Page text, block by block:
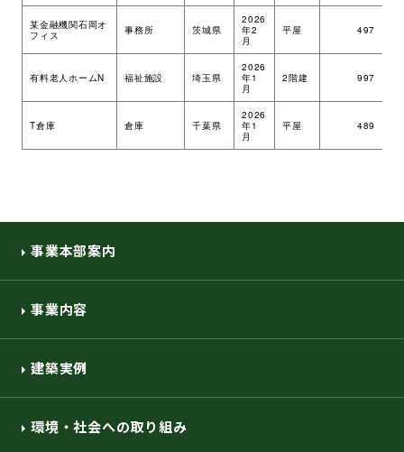
モッケン便り
イベントレポート一覧
某金融機関石岡オ
フィス
事務所 茨城県
2026
年2
月
平屋 497
有料老人ホームN 福祉施設 埼玉県
2026
年1
月
2階建 997
T倉庫 倉庫 千葉県
2026
年1
月
平屋 489
事業本部案内
事業内容
建築実例
環境・社会への取り組み